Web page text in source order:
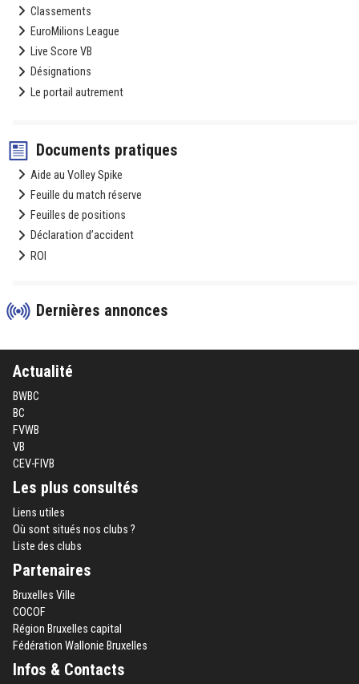
Classements
EuroMilions League
Live Score VB
Désignations
Le portail autrement
Documents pratiques
Aide au Volley Spike
Feuille du match réserve
Feuilles de positions
Déclaration d’accident
ROI
Dernières annonces
Actualité
BWBC
BC
FVWB
VB
CEV-FIVB
Les plus consultés
Liens utiles
Où sont situés nos clubs ?
Liste des clubs
Partenaires
Bruxelles Ville
COCOF
Région Bruxelles capital
Fédération Wallonie Bruxelles
Infos & Contacts